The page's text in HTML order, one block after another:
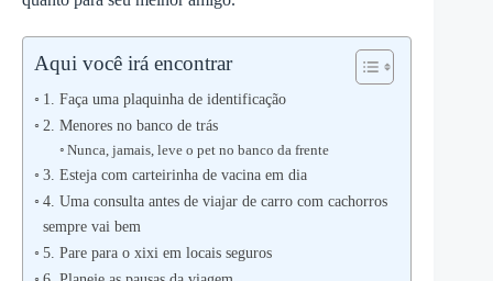
Aqui você irá encontrar
1. Faça uma plaquinha de identificação
2. Menores no banco de trás
Nunca, jamais, leve o pet no banco da frente
3. Esteja com carteirinha de vacina em dia
4. Uma consulta antes de viajar de carro com cachorros
sempre vai bem
5. Pare para o xixi em locais seguros